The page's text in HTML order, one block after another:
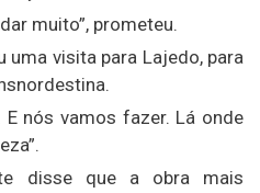
muito”, prometeu.
uma visita para Lajedo, para
E nós vamos fazer. Lá onde
disse que a obra mais